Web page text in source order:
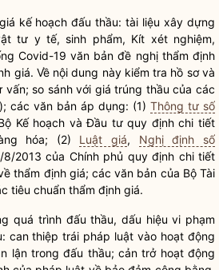
kế hoạch đấu thầu: tài liệu xây dựng
tư y tế, sinh phẩm, Kít xét nghiệm,
Covid-19 văn bản đề nghị thẩm định
giá. Về nội dung này kiểm tra hồ sơ và
so sánh với giá trúng thầu của các
các văn bản áp dụng: (1) Thông tư số
Kế hoạch và Đầu tư quy định chi tiết
hóa; (2) Luật giá, Nghị định số
2013 của Chính phủ quy định chi tiết
thẩm định giá; các văn bản của Bộ Tài
tiêu chuẩn thẩm định giá.
quá trình đấu thầu, dấu hiệu vi phạm
can thiệp trái pháp luật vào hoạt động
lận trong đấu thầu; cản trở hoạt động